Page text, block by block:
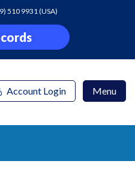
510 9931(USA)
Account Login Menu